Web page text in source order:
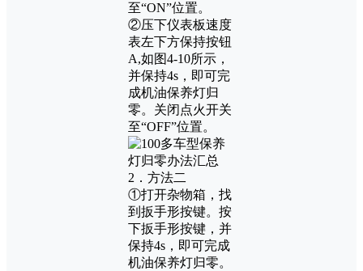
至“ON”位置。
②压下仪表板速度
表左下方保持按钮
A,如图4-10所示，
并保持4s，即可完
成机油保养灯归
零。关闭点火开关
至“OFF”位置。
2．方法二
①打开杂物箱，找
到扳手形按键。按
下扳手形按键，并
保持4s，即可完成
机油保养灯归零。